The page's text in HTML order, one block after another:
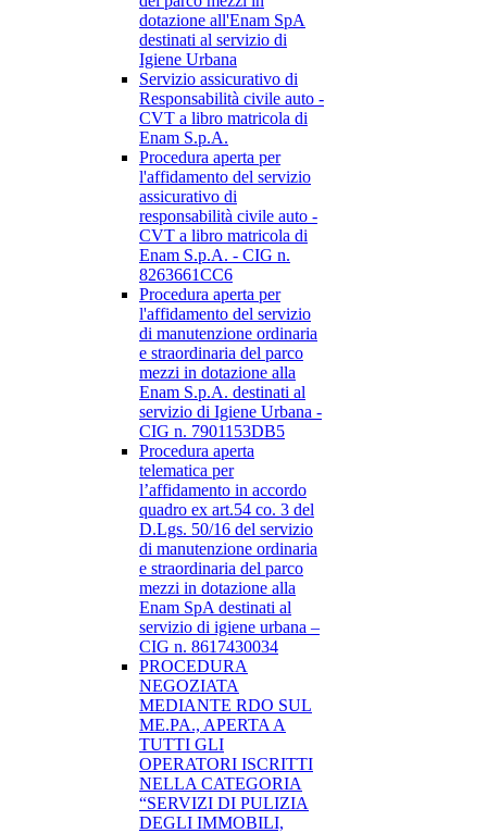
dotazione all'Enam SpA
destinati al servizio di
Igiene Urbana
Servizio assicurativo di
Responsabilità civile auto -
CVT a libro matricola di
Enam S.p.A.
Procedura aperta per
l'affidamento del servizio
assicurativo di
responsabilità civile auto -
CVT a libro matricola di
Enam S.p.A. - CIG n.
8263661CC6
Procedura aperta per
l'affidamento del servizio
di manutenzione ordinaria
e straordinaria del parco
mezzi in dotazione alla
Enam S.p.A. destinati al
servizio di Igiene Urbana -
CIG n. 7901153DB5
Procedura aperta
telematica per
l’affidamento in accordo
quadro ex art.54 co. 3 del
D.Lgs. 50/16 del servizio
di manutenzione ordinaria
e straordinaria del parco
mezzi in dotazione alla
Enam SpA destinati al
servizio di igiene urbana –
CIG n. 8617430034
PROCEDURA
NEGOZIATA
MEDIANTE RDO SUL
ME.PA., APERTA A
TUTTI GLI
OPERATORI ISCRITTI
NELLA CATEGORIA
“SERVIZI DI PULIZIA
DEGLI IMMOBILI,